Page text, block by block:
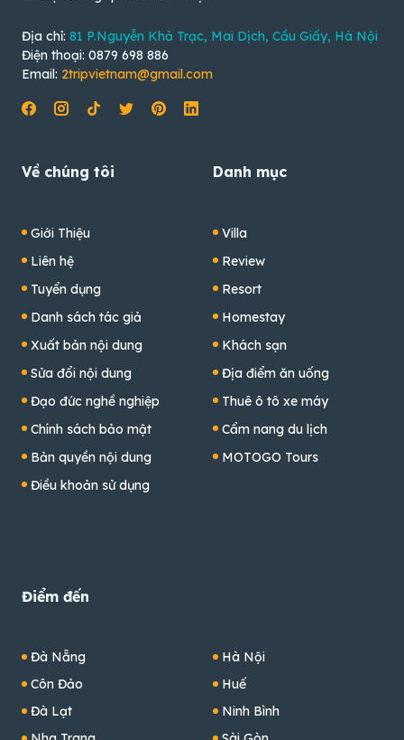
Địa chỉ: 81 P.Nguyễn Khả Trạc, Mai Dịch, Cầu Giấy, Hà Nội
Điện thoại: 0879 698 886
Email: 2tripvietnam@gmail.com
Về chúng tôi
Giới Thiệu
Liên hệ
Tuyển dụng
Danh sách tác giả
Xuất bản nội dung
Sửa đổi nội dung
Đạo đức nghề nghiệp
Chính sách bảo mật
Bản quyền nội dung
Điều khoản sử dụng
Danh mục
Villa
Review
Resort
Homestay
Khách sạn
Địa điểm ăn uống
Thuê ô tô xe máy
Cẩm nang du lịch
MOTOGO Tours
Điểm đến
Đà Nẵng
Côn Đảo
Đà Lạt
Hà Nội
Huế
Ninh Bình